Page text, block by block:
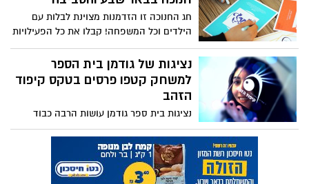
סדנאות ומפגשים עם משוררים ומשוררות
מהארץ ומהעולם, שיספרו על תהליך הכתיבה,
הכניסה לכל האירועים ללא עלות
חג החנוכה זו הזדמנות מצוינת לבלות עם
הילדים וכל המשפחה! קבלו את כל הפעילויות
והאטרקציות שתוכלו לעשות עם הילדים בחג
הזה בדרום! חג שמח
נציגות של גודמן בית הספר
למשחק קטפו פרסים בטקס קיפוד
הזהב
נציגות בית ספר גודמן עושות הרבה כבוד
וחזרו עם פרסים מטקס פרסי "קיפוד הזהב",
פרסים המוענקים מדי שנה עבור מצוינות
בתחום תיאטרון הפרינג'